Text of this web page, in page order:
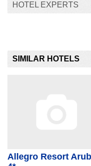
HOTEL EXPERTS
SIMILAR HOTELS
Allegro Resort